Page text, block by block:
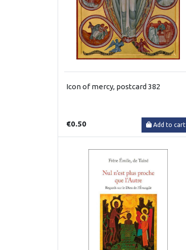
Icon of mercy, postcard 382
€0.50 Add to cart